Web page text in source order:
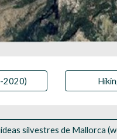
2020)
silvestres de Mallorca